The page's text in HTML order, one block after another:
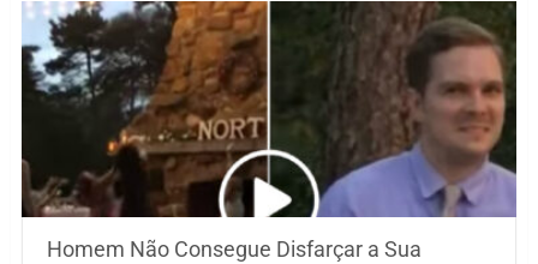
Homem Não Consegue Disfarçar a Sua